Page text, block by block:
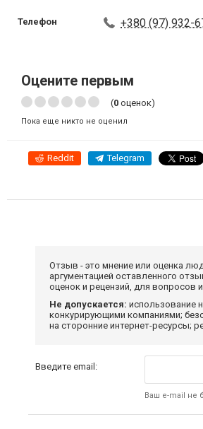
Телефон +380 (97) 932-
Оцените первым
(0 оценок)
Пока еще никто не оценил
Reddit Telegram
Отзыв - это мнение или оценка
аргументацией оставленного
оценок и рецензий, для вопросов
Не допускается: использование
конкурирующими компаниями;
на сторонние интернет-ресурсы;
Введите email:
Ваш e-mail не